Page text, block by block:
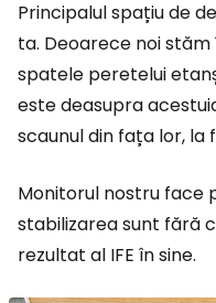
Principalul spațiu de
ta. Deoarece noi
spatele peretelui
este deasupra
scaunul din fața lor, la
Monitorul nostru face
stabilizarea sunt fără
rezultat al IFE în sine.